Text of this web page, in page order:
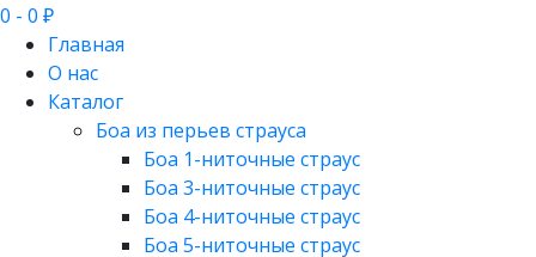
0 - 0 ₽
Главная
О нас
Каталог
Боа из перьев страуса
Боа 1-ниточные страус
Боа 3-ниточные страус
Боа 4-ниточные страус
Боа 5-ниточные страус